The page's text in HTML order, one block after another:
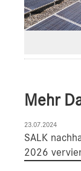
Mehr
23.07.2024
SALK
2026